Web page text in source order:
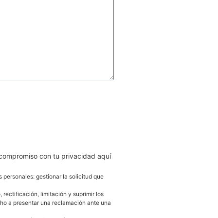
con tu privacidad aquí
personales: gestionar la solicitud que
rectificación, limitación y suprimir los
a presentar una reclamación ante una